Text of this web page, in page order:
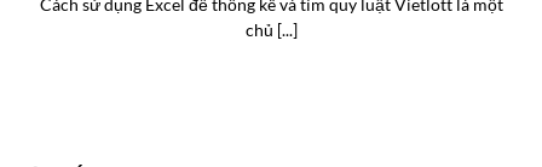
Cách sử dụng Excel để thống kê và tìm quy luật Vietlott là một
chủ [...]